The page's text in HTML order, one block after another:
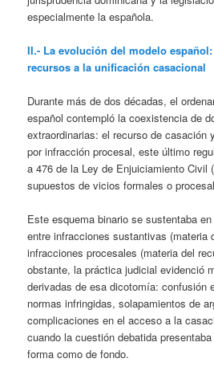
especialmente la española.
II.- La evolución del modelo
recursos a la unificación casacional
Durante más de dos décadas, el
español contempló la coexistencia de
extraordinarias: el recurso de casación
por infracción procesal, este último
a 476 de la Ley de Enjuiciamiento Civil
supuestos de vicios formales o
Este esquema binario se sustentaba
entre infracciones sustantivas (materia
infracciones procesales (materia del
obstante, la práctica judicial evidenció
derivadas de esa dicotomía: confusión
normas infringidas, solapamientos de
complicaciones en el acceso a la
cuando la cuestión debatida
forma como de fondo.